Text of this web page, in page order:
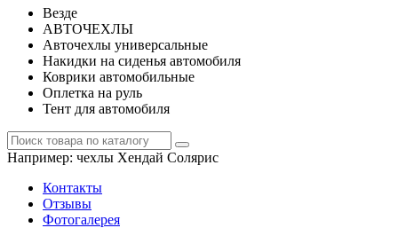
Везде
АВТОЧЕХЛЫ
Авточехлы универсальные
Накидки на сиденья автомобиля
Коврики автомобильные
Оплетка на руль
Тент для автомобиля
Например: чехлы Хендай Солярис
Контакты
Отзывы
Фотогалерея